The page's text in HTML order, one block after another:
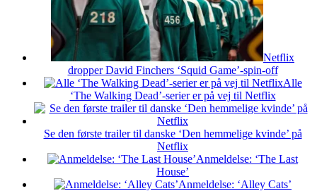
Netflix
dropper David Finchers ‘Squid Game’-spin-off
Alle
‘The Walking Dead’-serier er på vej til Netflix
Se den første trailer til danske ‘Den hemmelige kvinde’ på
Netflix
Anmeldelse: ‘The Last
House’
Anmeldelse: ‘Alley Cats’